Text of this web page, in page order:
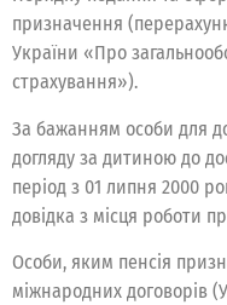
призначення
України «Про
страхування»).
За бажанням особи для
догляду за дитиною до
період з 01 липня 2000
довідка з місця роботи
Особи, яким пенсія
міжнародних договорів